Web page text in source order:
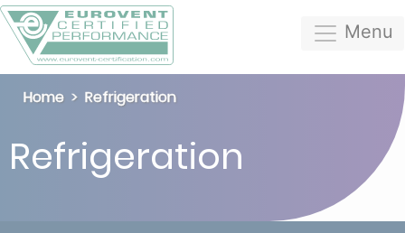
Menu
Home Refrigeration
Refrigeration